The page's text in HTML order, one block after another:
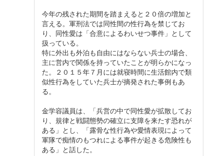
今年の残された期間を踏まえると２０倍の増加と
言える。軍刑法では同性間の性行為を禁じてお
り、同性愛は「合意によるわいせつ事件」として
扱っている。
特に外出も外泊も自由にはならない兵士の場合、
主に営内で関係を持っていたことが明らかになっ
た。２０１５年７月には就寝時間に生活館内で類
似性行為をしていた兵士が摘発された事例もあ
る。
金学容議員は、「兵営の中で同性愛が拡散してお
り、規律と戦闘態勢の確立に支障を来たす恐れが
ある」とし、「露骨な性行為や愛情表現によって
軍隊で痴情のもつれによる事件が起きる危険性も
ある」と話した。